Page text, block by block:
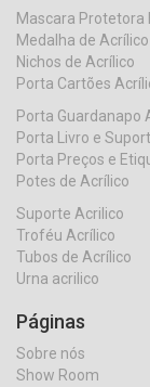
Mascara Protetora
Medalha de Acrílico
Nichos de Acrílico
Porta Cartões
Porta Guardanapo
Porta Livro e
Porta Preços e
Potes de Acrílico
Suporte Acrilico
Troféu Acrílico
Tubos de Acrílico
Urna acrilico
Páginas
Sobre nós
Show Room